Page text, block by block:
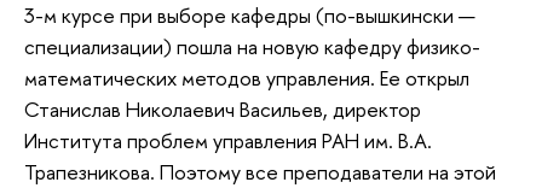
3-м курсе при выборе кафедры (по-вышкински —
специализации) пошла на новую кафедру физико-
математических методов управления. Ее открыл
Станислав Николаевич Васильев, директор
Института проблем управления РАН им. В.А.
Трапезникова. Поэтому все преподаватели на этой